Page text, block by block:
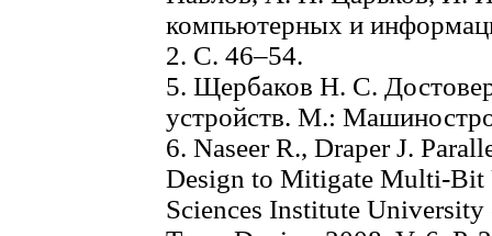
компьютерных и
2. С. 46–54.
5. Щербаков Н. С.
устройств. М.:
6. Naseer R., Draper J.
Design to Mitigate Multi-Bit
Sciences Institute